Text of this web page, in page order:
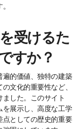
受けるた
すか？
的価値、独特の建築
文化的重要性など、
した。このサイト
を展示し、高度な工学
としての歴史的重要